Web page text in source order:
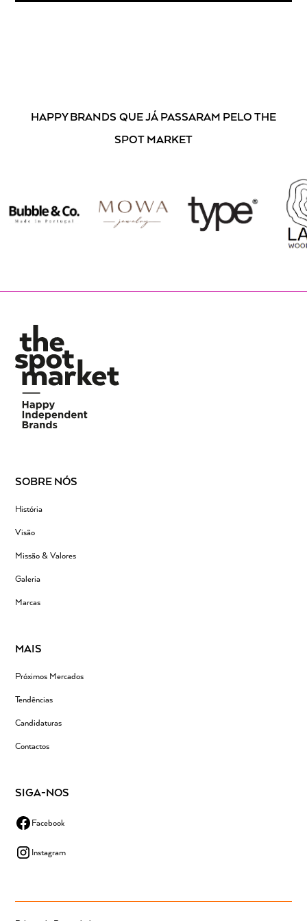
HAPPY BRANDS QUE JÁ PASSARAM PELO THE
SPOT MARKET
SOBRE NÓS
História
Visão
Missão & Valores
Galeria
Marcas
MAIS
Próximos Mercados
Tendências
Candidaturas
Contactos
SIGA-NOS
Facebook
Instagram